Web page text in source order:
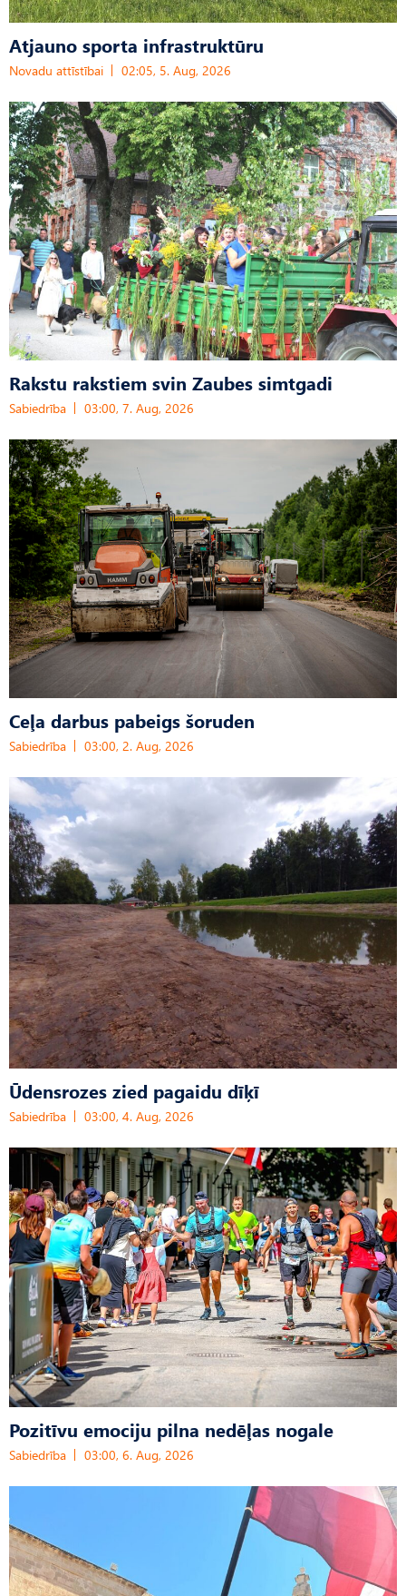
Atjauno sporta infrastruktūru
Novadu attīstībai 02:05, 5. Aug, 2026
Rakstu rakstiem svin Zaubes simtgadi
Sabiedrība 03:00, 7. Aug, 2026
Ceļa darbus pabeigs šoruden
Sabiedrība 03:00, 2. Aug, 2026
Ūdensrozes zied pagaidu dīķī
Sabiedrība 03:00, 4. Aug, 2026
Pozitīvu emociju pilna nedēļas nogale
Sabiedrība 03:00, 6. Aug, 2026